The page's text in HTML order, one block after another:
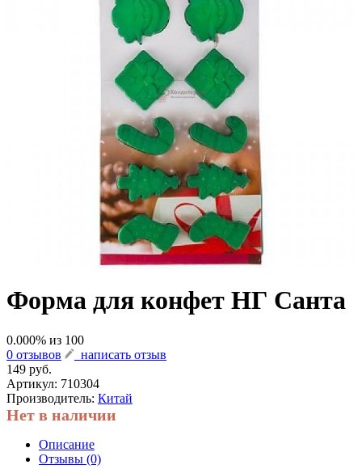
Форма для конфет НГ Санта
0.000% из 100
0 отзывов
написать отзыв
149 руб.
Артикул: 710304
Производитель: Китай
Нет в наличии
Описание
Отзывы (0)